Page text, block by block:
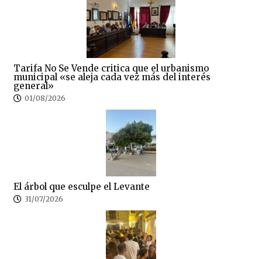
Tarifa No Se Vende critica que el urbanismo
municipal «se aleja cada vez más del interés
general»
01/08/2026
El árbol que esculpe el Levante
31/07/2026